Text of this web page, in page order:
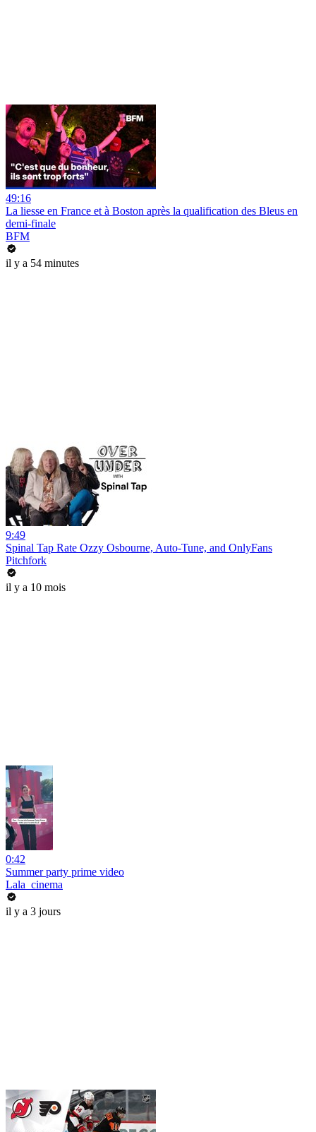
49:16
La liesse en France et à Boston après la qualification des Bleus en
demi-finale
BFM
il y a 54 minutes
9:49
Spinal Tap Rate Ozzy Osbourne, Auto-Tune, and OnlyFans
Pitchfork
il y a 10 mois
0:42
Summer party prime video
Lala_cinema
il y a 3 jours